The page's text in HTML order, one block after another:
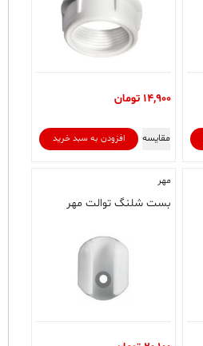
14,900 تومان
افزودن به سبد خرید مقایسه
مهر
بست شلنگ توالت مهر